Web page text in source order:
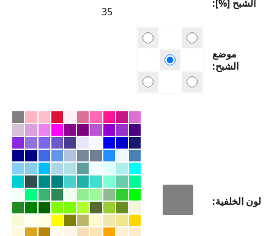
الشبح [%]
موضع
الشبح
لون الخلفية